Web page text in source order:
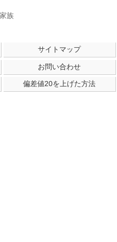
サイトマップ
お問い合わせ
偏差値20を上げた方法